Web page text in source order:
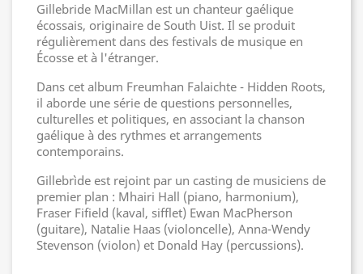
Gillebride MacMillan est un chanteur gaélique
écossais, originaire de South Uist. Il se produit
régulièrement dans des festivals de musique en
Écosse et à l'étranger.
Dans cet album Freumhan Falaichte - Hidden Roots,
il aborde une série de questions personnelles,
culturelles et politiques, en associant la chanson
gaélique à des rythmes et arrangements
contemporains.
Gillebrìde est rejoint par un casting de musiciens de
premier plan : Mhairi Hall (piano, harmonium),
Fraser Fifield (kaval, sifflet) Ewan MacPherson
(guitare), Natalie Haas (violoncelle), Anna-Wendy
Stevenson (violon) et Donald Hay (percussions).